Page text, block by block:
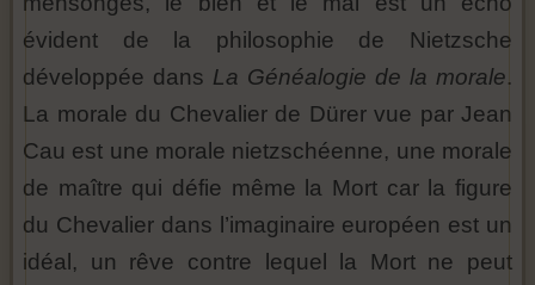
évident de la philosophie de Nietzsche
développée dans La Généalogie de la morale.
La morale du Chevalier de Dürer vue par Jean
Cau est une morale nietzschéenne, une morale
de maître qui défie même la Mort car la figure
du Chevalier dans l’imaginaire européen est un
idéal, un rêve contre lequel la Mort ne peut